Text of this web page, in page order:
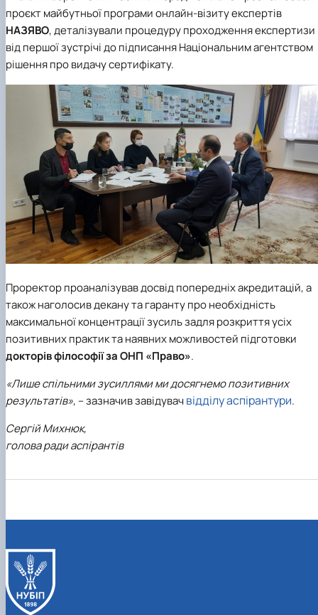
проєкт майбутньої програми онлайн-візиту експертів
НАЗЯВО, деталізували процедуру проходження експертизи
від першої зустрічі до підписання Національним агентством
рішення про видачу сертифікату.
Проректор проаналізував досвід попередніх акредитацій, а
також наголосив декану та гаранту про необхідність
максимальної концентрації зусиль задля розкриття усіх
позитивних практик та наявних можливостей підготовки
докторів філософії за ОНП «Право».
«Лише спільними зусиллями ми досягнемо позитивних
результатів», – зазначив завідувачвідділу аспірантури.
Сергій Михнюк,
голова ради аспірантів